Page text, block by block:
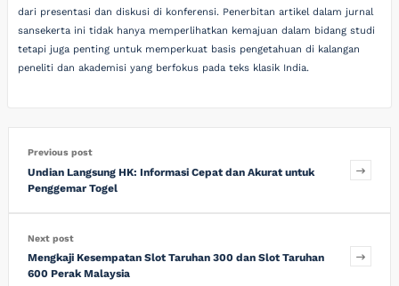
dari presentasi dan diskusi di konferensi. Penerbitan artikel dalam jurnal
sansekerta ini tidak hanya memperlihatkan kemajuan dalam bidang studi
tetapi juga penting untuk memperkuat basis pengetahuan di kalangan
peneliti dan akademisi yang berfokus pada teks klasik India.
Previous post
Undian Langsung HK: Informasi Cepat dan Akurat untuk
Penggemar Togel
Next post
Mengkaji Kesempatan Slot Taruhan 300 dan Slot Taruhan
600 Perak Malaysia